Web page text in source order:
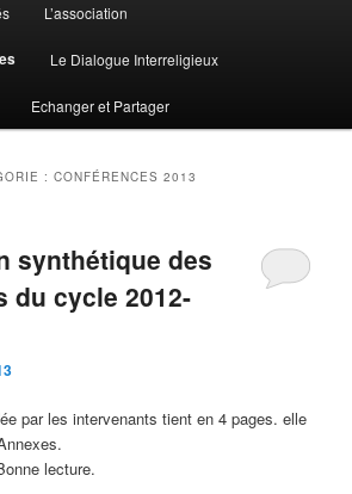
L’association
Le Dialogue Interreligieux
Echanger et Partager
:CONFÉRENCES 2013
synthétique des
du cycle 2012-
par les intervenants tient en 4 pages. elle
lecture.